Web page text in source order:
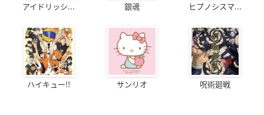
アイドリッシ... 銀魂 ヒプノシスマ...
ハイキュー!! サンリオ 呪術廻戦